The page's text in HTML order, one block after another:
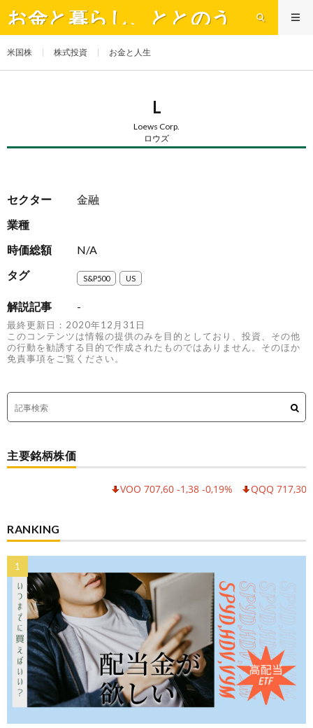
お金と暮らし、ととのう
米国株 株式投資 お金と人生
L
Loews Corp.
ロウズ
セクター
金融
業種
時価総額
N/A
タグ
S&P500 US
解説記事 -
最終更新日：2020年12月31日
このコンテンツは情報の提供のみを目的としており、投資、その他
の行動を勧誘する目的で作成されたものではありません。そのほか
免責事項をご覧ください。
主要銘柄株価
VOO 707,60 -1,38 -0,19% QQQ 717,30 -
RANKING